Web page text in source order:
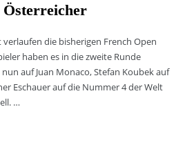
die bisherigen French Open
haben es in die zweite Runde
auf Juan Monaco, Stefan Koubek auf
Eschauer auf die Nummer 4 der Welt
…